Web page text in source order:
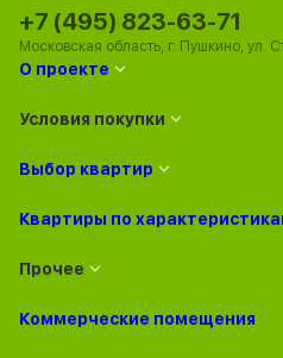
О проекте
Условия покупки
Выбор квартир
Квартиры по
Прочее
Коммерческие помещения
+7 (495) 823-63-71
Московская область, г. Пушкино, ул.